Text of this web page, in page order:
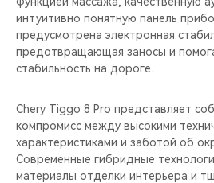
интуитивно понятную панель
предусмотрена электронная
предотвращающая заносы и
стабильность на дороге.
Chery Tiggo 8 Pro представляет
компромисс между высокими
характеристиками и заботой об
Современные гибридные
материалы отделки интерьера и